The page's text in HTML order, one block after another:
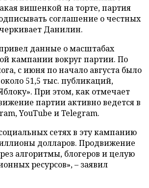
вишенкой на торте, партия
соглашение о честных
Данилин.
данные о масштабах
кампании вокруг партии. По
с июня по начало августа было
51,5 тыс. публикаций,
При этом, как отмечает
партии активно ведется в
YouTube и Telegram.
сетях в эту кампанию
долларов. Продвижение
алгоритмы, блогеров и целую
ресурсов», – заявил